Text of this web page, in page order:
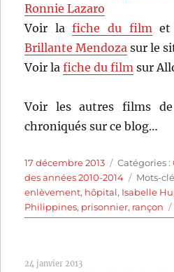
Ronnie Lazaro
Voir lafiche du filmet
Brillante Mendoza sur le
Voir lafiche du film sur
Voir les autres films
chroniqués sur ce blog…
Publié
le
17 décembre 2013 Catégories
Catégories :
des années 2010-2014
Mots-
enlèvement, hôpital, Isabelle
Philippines, prisonnier, rançon
24 janvier 2013